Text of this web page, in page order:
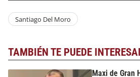
Santiago Del Moro
TAMBIÉN TE PUEDE
Maxi de Gran